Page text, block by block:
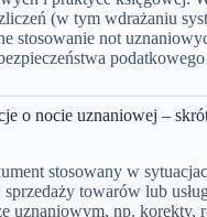
(w tym wdrażaniu
stosowanie not
o nocie uznaniowej –
stosowany w
towarów lub
uznaniowym, np. korekty,